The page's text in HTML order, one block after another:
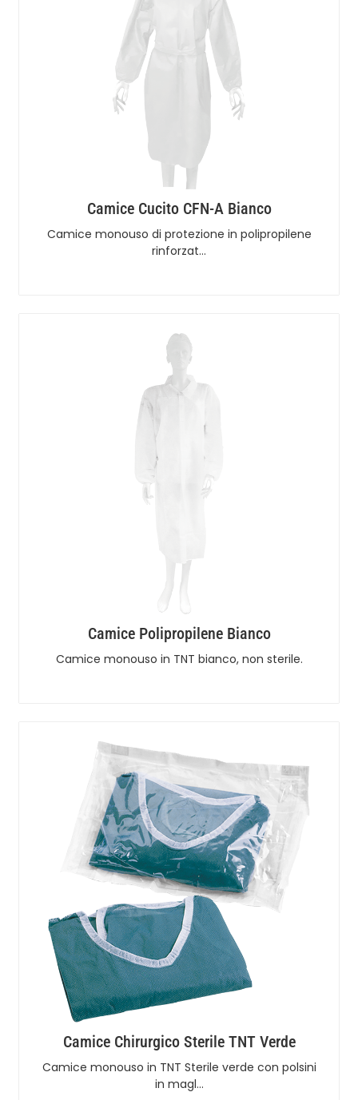
Camice Cucito CFN-A Bianco
Camice monouso di protezione in polipropilene
rinforzat…
Camice Polipropilene Bianco
Camice monouso in TNT bianco, non sterile.
Camice Chirurgico Sterile TNT Verde
Camice monouso in TNT Sterile verde con polsini
in magl…